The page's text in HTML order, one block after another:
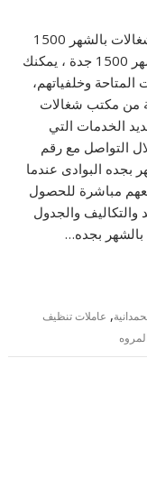
شغالات بالشهر 1500
جدة عند التعامل مع مكتب تأجير شغالات بالشهر 1500 جدة ، يمكنك
وخلفياتهم،
من مكتب شغالات
الخدمات التي
التواصل مع رقم
البوادى عندما
مباشرة للحصول
والجدول
بجده…
, عاملات تنظيف